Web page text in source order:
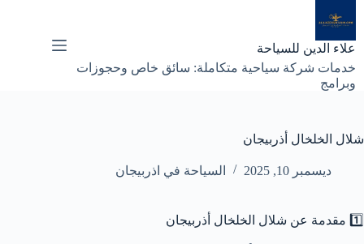
إلى
المحتوى
علاء الدين للسياحة
خدمات شركة سياحية متكاملة: سائق خاص وحجوزات
وبرامج
شلال الخلخال أذربيجان
ديسمبر 10, 2025 السياحة في اذربيجان
1️⃣ مقدمة عن شلال الخلخال أذربيجان